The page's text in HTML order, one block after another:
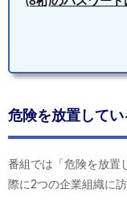
危険を放置して
番組では「危険を放置
際に2つの企業組織に